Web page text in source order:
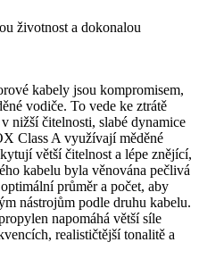
životnost a dokonalou
kabely jsou kompromisem,
vodiče. To vede ke ztrátě
nižší čitelnosti, slabé dynamice
Class A využívají měděné
větší čitelnost a lépe znějící,
kabelu byla věnována pečlivá
průměr a počet, aby
nástrojům podle druhu kabelu.
napomáhá větší síle
realističtější tonalitě a